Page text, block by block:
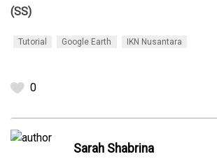
(SS)
Tutorial Google Earth IKN Nusantara
0
Sarah Shabrina